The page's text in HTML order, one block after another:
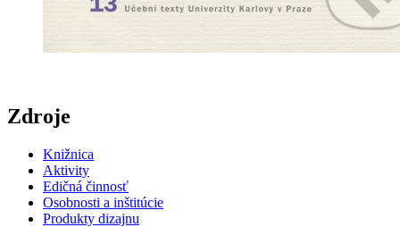
Zdroje
Knižnica
Aktivity
Edičná činnosť
Osobnosti a inštitúcie
Produkty dizajnu